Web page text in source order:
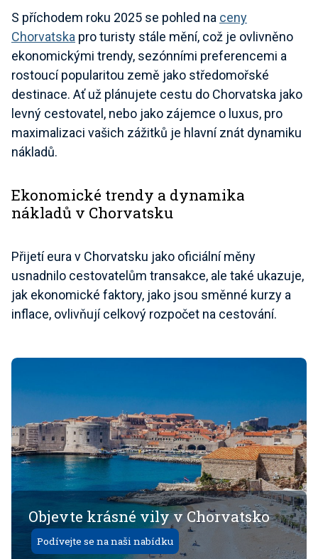
S příchodem roku 2025 se pohled na ceny
Chorvatska pro turisty stále mění, což je ovlivněno
ekonomickými trendy, sezónními preferencemi a
rostoucí popularitou země jako středomořské
destinace. Ať už plánujete cestu do Chorvatska jako
levný cestovatel, nebo jako zájemce o luxus, pro
maximalizaci vašich zážitků je hlavní znát dynamiku
nákladů.
Ekonomické trendy a dynamika
nákladů v Chorvatsku
Přijetí eura v Chorvatsku jako oficiální měny
usnadnilo cestovatelům transakce, ale také ukazuje,
jak ekonomické faktory, jako jsou směnné kurzy a
inflace, ovlivňují celkový rozpočet na cestování.
Objevte krásné vily v Chorvatsko
Podívejte se na naši nabídku